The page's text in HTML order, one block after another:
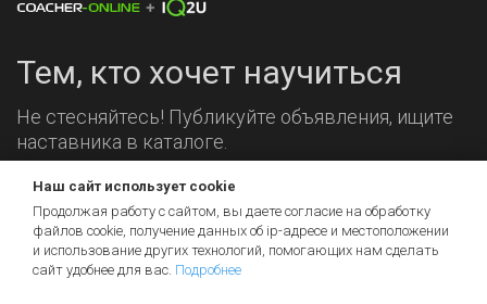
Тем, кто хочет научиться
Не стесняйтесь! Публикуйте объявления, ищите
наставника в каталоге.
Мы на связи!
Наш сайт использует cookie
Продолжая работу с сайтом, вы даете согласие на обработку
файлов cookie, получение данных об ip-адресе и местоположении
и использование других технологий, помогающих нам сделать
сайт удобнее для вас. Подробнее